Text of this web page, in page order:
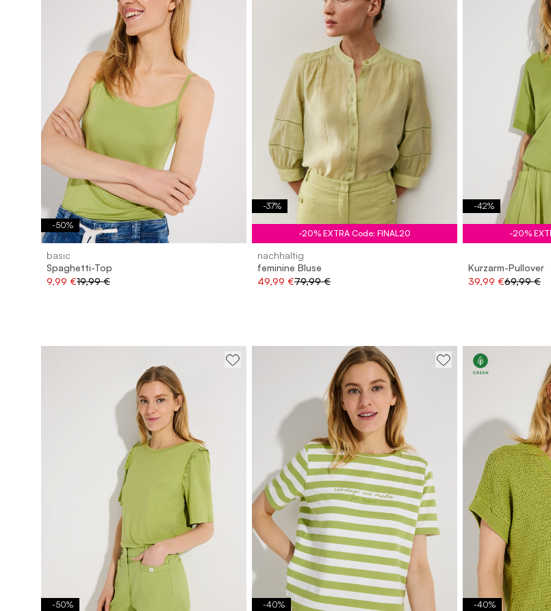
-50%
basic
Spaghetti-Top
9,99 €19,99 €
-37%
-20% EXTRA Code: FINAL20
nachhaltig
feminine Bluse
49,99 €79,99 €
-42%
-20%
Kurzarm-Pullover
39,99 €69,99 €
-50% -40% -40%